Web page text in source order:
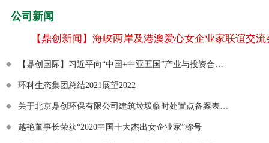
公司新闻
【鼎创新闻】海峡两岸及港澳爱心女企业家联谊交
【鼎创国际】习近平向“中国+中亚五国”产业与投资合作论坛致贺信
环科生态集团总结2021展望2022
关于北京鼎创环保有限公司建筑垃圾临时处置点备案表的公示
越艳董事长荣获“2020中国十大杰出女企业家”称号